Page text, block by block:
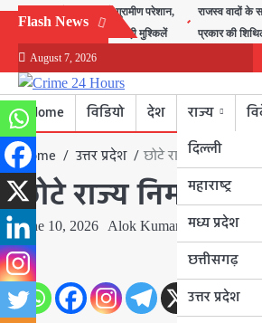
Skip
content
Flash News
बीरा गांव में जलभराव से ग्रामीण परेशान,
स्कूल जाने वाले बच्चों की बढ़ी मुश्किलें
राजस्व वादों के
प्रकार की
August 7, 2026
Home विडियो देश
राज्य
दिल्ली
महाराष्ट्र
मध्य प्रदेश
छत्तीसगढ़
उत्तर प्रदेश
Home उत्तर प्रदेश छोटे राज्य निर्माण से
छोटे राज्य निर्माण
June 10, 2026 Alok Kumar Kesharwani